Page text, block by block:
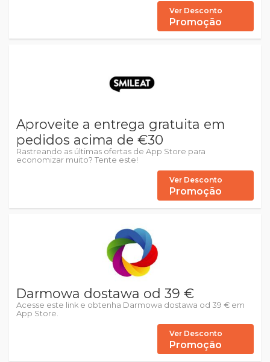
Ver Desconto
Promoção
Aproveite a entrega gratuita em
pedidos acima de €30
Rastreando as últimas ofertas de App Store para
economizar muito? Tente este!
Ver Desconto
Promoção
Darmowa dostawa od 39 €
Acesse este link e obtenha Darmowa dostawa od 39 € em
App Store.
Ver Desconto
Promoção